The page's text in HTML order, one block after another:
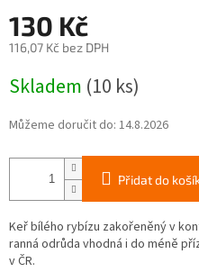
130 Kč
116,07 Kč bez DPH
cena:
Skladem (10 ks)
Můžeme doručit do: 14.8.2026
Přidat do
Keř bílého rybízu zakořeněný v
ranná odrůda vhodná i do méně
v ČR.